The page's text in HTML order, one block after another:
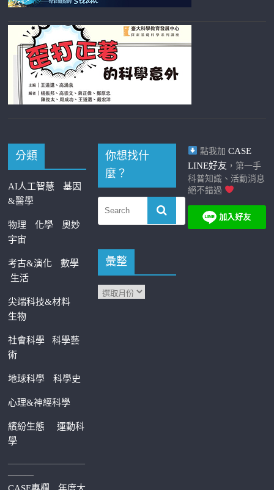
分類
AI人工智慧
基因
&醫學
物理 化學
奧妙
宇宙
考古&演化
數學
生活
尖端科技&材料
生物
社會科學科學藝
術
地球科學 科學史
心理&神經科學
繽紛生態運動科
學
—————————
———
CASE專欄 年度大
你想找什
麼？
彙整
點我加 CASE
LINE好友 ，第一手
科普知識、活動消息
絕不錯過